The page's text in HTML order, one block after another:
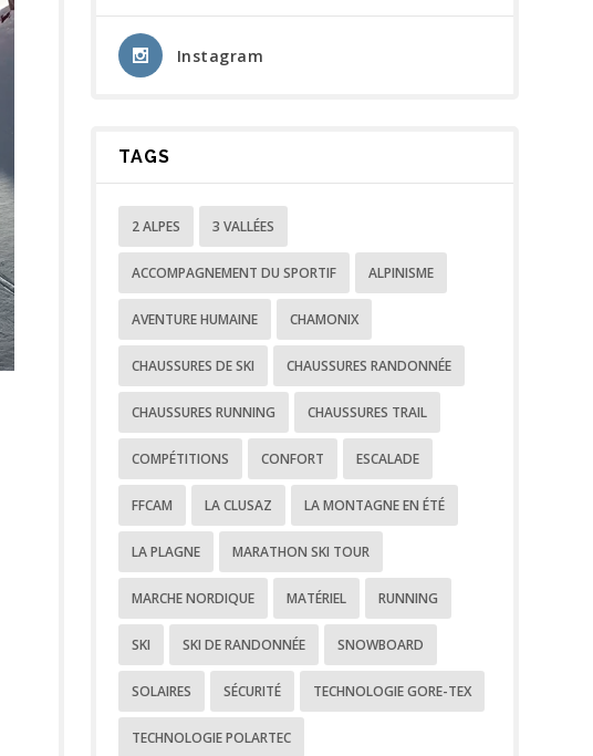
Instagram
TAGS
2 ALPES 3 VALLÉES
ACCOMPAGNEMENT DU SPORTIF ALPINISME
AVENTURE HUMAINE CHAMONIX
CHAUSSURES DE SKI CHAUSSURES RANDONNÉE
CHAUSSURES RUNNING CHAUSSURES TRAIL
COMPÉTITIONS CONFORT ESCALADE
FFCAM LA CLUSAZ LA MONTAGNE EN ÉTÉ
LA PLAGNE MARATHON SKI TOUR
MARCHE NORDIQUE MATÉRIEL RUNNING
SKI SKI DE RANDONNÉE SNOWBOARD
SOLAIRES SÉCURITÉ TECHNOLOGIE GORE-TEX
TECHNOLOGIE POLARTEC